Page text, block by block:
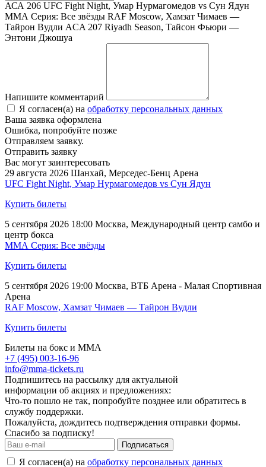
АСА 206 UFC Fight Night, Умар Нурмагомедов vs Сун Ядун
ММА Серия: Все звёзды RAF Moscow, Хамзат Чимаев —
Тайрон Вудли ACA 207 Riyadh Season, Тайсон Фьюри —
Энтони Джошуа
Напишите комментарий
Я согласен(а) на обработку персональных данных
Ваша заявка оформлена
Ошибка, попробуйте позже
Отправляем заявку.
Отправить заявку
Вас могут заинтересовать
29 августа 2026 Шанхай, Мерседес-Бенц Арена
UFC Fight Night, Умар Нурмагомедов vs Сун Ядун
Купить билеты
5 сентября 2026 18:00 Москва, Международный центр самбо и
центр бокса
ММА Серия: Все звёзды
Купить билеты
5 сентября 2026 19:00 Москва, ВТБ Арена - Малая Спортивная
Арена
RAF Moscow, Хамзат Чимаев — Тайрон Вудли
Купить билеты
Билеты на бокс и ММА
+7 (495) 003-16-96
info@mma-tickets.ru
Подпишитесь на рассылку для актуальной
информации об акциях и предложениях:
Что-то пошло не так, попробуйте позднее или обратитесь в
службу поддержки.
Пожалуйста, дождитесь подтверждения отправки формы.
Спасибо за подписку!
Подписаться
Я согласен(а) на обработку персональных данных